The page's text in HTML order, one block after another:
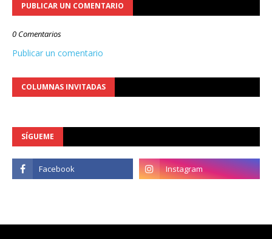
PUBLICAR UN COMENTARIO
0 Comentarios
Publicar un comentario
COLUMNAS INVITADAS
SÍGUEME